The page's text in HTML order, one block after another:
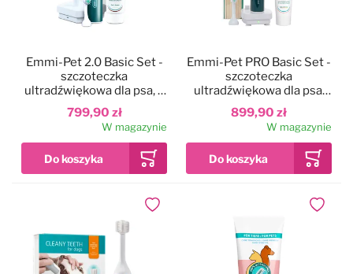
799,90 zł
Emmi-Pet 2.0 Basic Set -
szczoteczka
ultradźwiękowa dla psa, 2
generacja
W magazynie
899,90 zł
Emmi-Pet PRO Basic Set -
szczoteczka
ultradźwiękowa dla psa,
bezgłośna, zestaw z 2
końcówkami
W magazynie
Dodaj do ulubionych Dodaj